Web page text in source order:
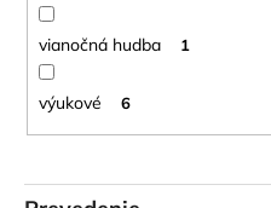
vianočná hudba 1
výukové 6